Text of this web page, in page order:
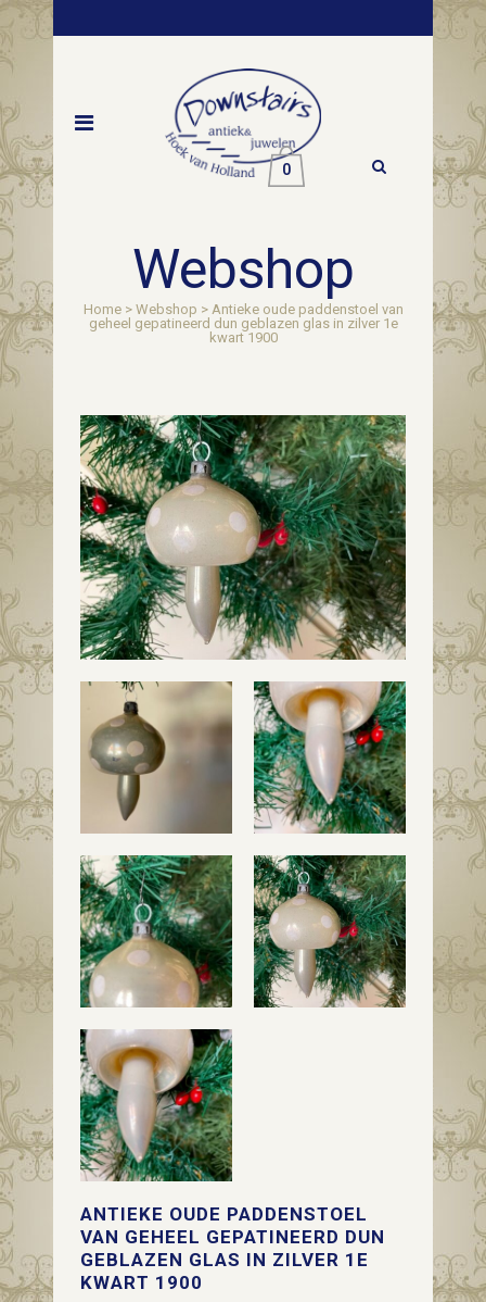
0
Webshop
Home> Webshop > Antieke oude paddenstoel van
geheel gepatineerd dun geblazen glas in zilver 1e
kwart 1900
ANTIEKE OUDE PADDENSTOEL
VAN GEHEEL GEPATINEERD DUN
GEBLAZEN GLAS IN ZILVER 1E
KWART 1900